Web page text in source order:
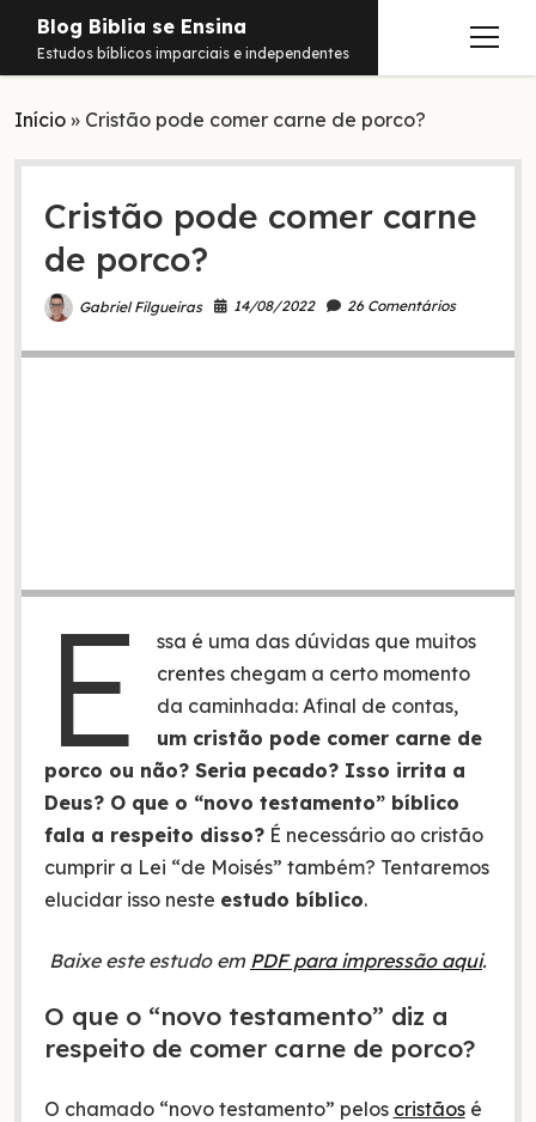
Blog Biblia se Ensina
Estudos bíblicos imparciais e independentes
abrir
Estudos
Notificações
Conteúdos abrir
menu
Livros
PDFs
Hebraico
Contato
Sobre
Início » Cristão pode comer carne de porco?
Cristão pode comer carne
de porco?
Gabriel Filgueiras 14/08/2022 26 Comentários
E
ssa é uma das dúvidas que muitos
crentes chegam a certo momento
da caminhada: Afinal de contas,
um cristão pode comer carne de
porco ou não? Seria pecado? Isso irrita a
Deus? O que o “novo testamento” bíblico
fala a respeito disso?É necessário ao cristão
cumprir a Lei “de Moisés” também? Tentaremos
elucidar isso neste estudo bíblico.
Baixe este estudo em PDF para impressão aqui.
O que o “novo testamento” diz a
respeito de comer carne de porco?
O chamado “novo testamento” pelos cristãosé